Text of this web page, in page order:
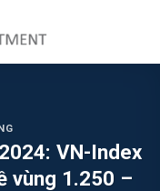
VN-Index
vùng 1.250 –